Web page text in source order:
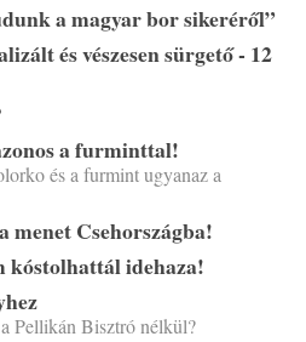
a magyar bor sikeréről”
és vészesen sürgető - 12
a furminttal!
és a furmint ugyanaz a
Csehországba!
kóstolhattál idehaza!
Pellikán Bisztró nélkül?